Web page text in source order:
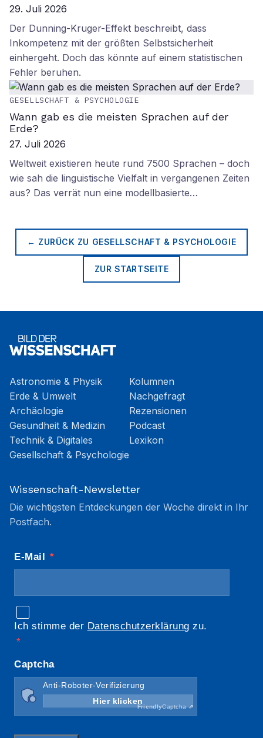
29. Juli 2026
Der Dunning-Kruger-Effekt beschreibt, dass
Inkompetenz mit der größten Selbstsicherheit
einhergeht. Doch das könnte auf einem statistischen
Fehler beruhen.
GESELLSCHAFT & PSYCHOLOGIE
Wann gab es die meisten Sprachen auf der
Erde?
27. Juli 2026
Weltweit existieren heute rund 7500 Sprachen – doch
wie sah die linguistische Vielfalt in vergangenen Zeiten
aus? Das verrät nun eine modellbasierte…
← ZURÜCK ZU GESELLSCHAFT & PSYCHOLOGIE
ZUR STARTSEITE
Astronomie & Physik
Erde & Umwelt
Archäologie
Gesundheit & Medizin
Technik & Digitales
Gesellschaft & Psychologie
Kolumnen
Nachgefragt
Rezensionen
Podcast
Lexikon
Wissenschaft-Newsletter
Die wichtigsten Entdeckungen der Woche direkt in Ihr
Postfach.